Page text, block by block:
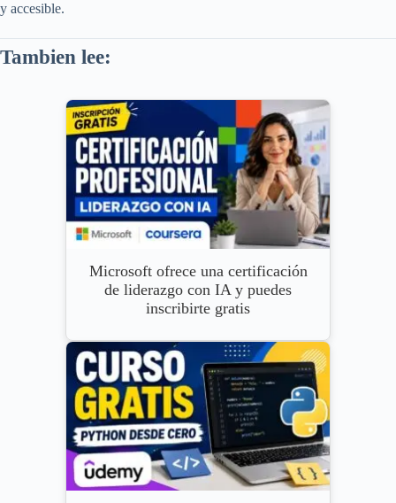
y accesible.
Tambien lee:
Microsoft ofrece una certificación
de liderazgo con IA y puedes
inscribirte gratis